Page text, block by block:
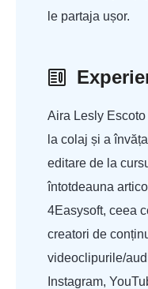
le partaja ușor.
Aira Lesly
la colaj și a
editare de la
întotdeauna
4Easysoft, ceea
creatori de
videoclipurile/
Instagram,